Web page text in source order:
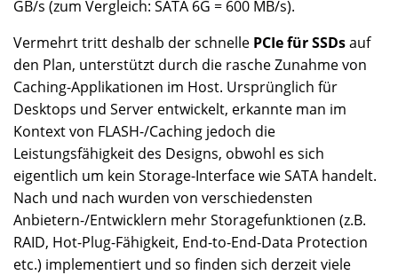
GB/s (zum Vergleich: SATA 6G = 600 MB/s).
Vermehrt tritt deshalb der schnelle PCIe für SSDsauf
den Plan, unterstützt durch die rasche Zunahme von
Caching-Applikationen im Host. Ursprünglich für
Desktops und Server entwickelt, erkannte man im
Kontext von FLASH-/Caching jedoch die
Leistungsfähigkeit des Designs, obwohl es sich
eigentlich um kein Storage-Interface wie SATA handelt.
Nach und nach wurden von verschiedensten
Anbietern-/Entwicklern mehr Storagefunktionen (z.B.
RAID, Hot-Plug-Fähigkeit, End-to-End-Data Protection
etc.) implementiert und so finden sich derzeit viele